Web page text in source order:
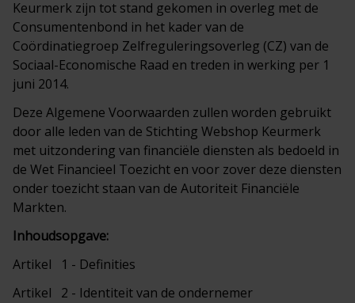
Keurmerk zijn tot stand gekomen in overleg met de
Consumentenbond in het kader van de
Coördinatiegroep Zelfreguleringsoverleg (CZ) van de
Sociaal-Economische Raad en treden in werking per 1
juni 2014.
Deze Algemene Voorwaarden zullen worden gebruikt
door alle leden van de Stichting Webshop Keurmerk
met uitzondering van financiële diensten als bedoeld in
de Wet Financieel Toezicht en voor zover deze diensten
onder toezicht staan van de Autoriteit Financiële
Markten.
Inhoudsopgave:
Artikel 1 - Definities
Artikel 2 - Identiteit van de ondernemer